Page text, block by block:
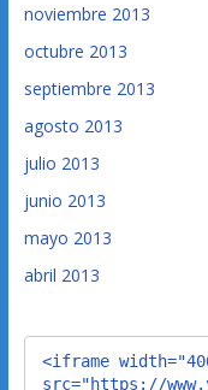
noviembre 2013
octubre 2013
septiembre 2013
agosto 2013
julio 2013
junio 2013
mayo 2013
abril 2013
<iframe
src="https://